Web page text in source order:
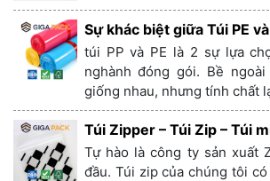
Sự khác biệt giữa Túi PE
túi PP và PE là 2 sự lựa
nghành đóng gói. Bề
giống nhau, nhưng tính chất
Túi Zipper – Túi Zip – Túi
Tự hào là công ty sản xuất
đầu. Túi zip của chúng tôi